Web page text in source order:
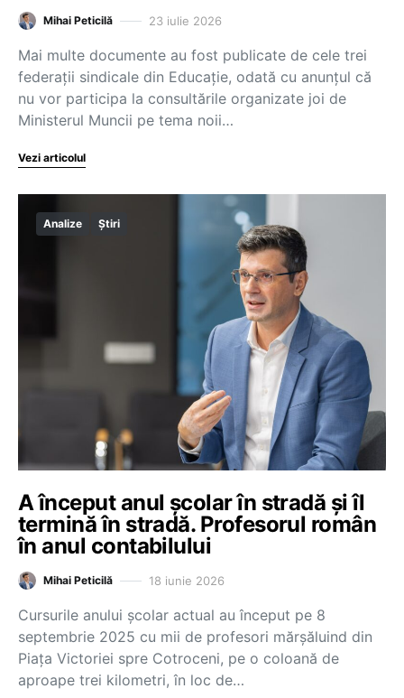
Mihai Peticilă 23 iulie 2026
Mai multe documente au fost publicate de cele trei
federații sindicale din Educație, odată cu anunțul că
nu vor participa la consultările organizate joi de
Ministerul Muncii pe tema noii…
Vezi articolul
Analize Știri
A început anul școlar în stradă și îl
termină în stradă. Profesorul român
în anul contabilului
Mihai Peticilă 18 iunie 2026
Cursurile anului școlar actual au început pe 8
septembrie 2025 cu mii de profesori mărșăluind din
Piața Victoriei spre Cotroceni, pe o coloană de
aproape trei kilometri, în loc de…